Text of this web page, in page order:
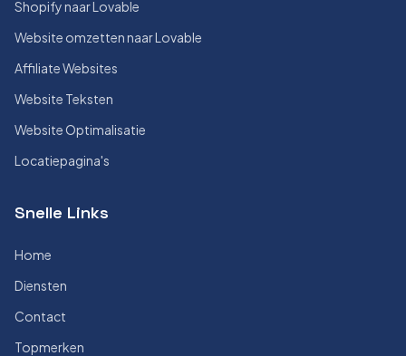
Shopify naar Lovable
Website omzetten naar Lovable
Affiliate Websites
Website Teksten
Website Optimalisatie
Locatiepagina's
Snelle Links
Home
Diensten
Contact
Topmerken